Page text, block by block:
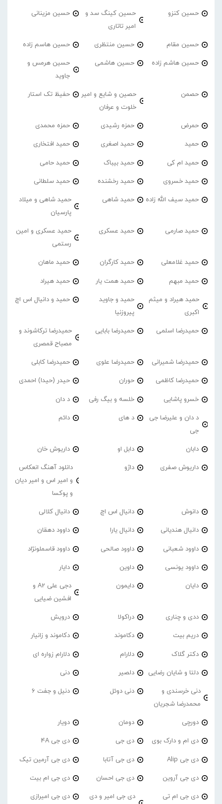
حسین کنزو
حسین کینگ سد و
امیر تاتاری
حسین مزینانی
حسین مقام حسین منتظری حسین هاسم زاده
حسین هاشم زاده حسین هاشمی
حسین هرمس و
جاوید
حصمن
حصین و شایع و امیر
خلوت و عرفان
حفیظ تک استار
حمرض حمزه رشیدی حمزه محمدی
حمید حمید اصغری حمید افتخاری
حمید ام کی حمید بیباک حمید حامی
حمید خسروی حمید رخشنده حمید سلطانی
حمید سیف الله زاده حمید شاهی
حمید شاهی و میلاد
پارسیان
حمید صارمی حمید عسکری
حمید عسکری و امین
رستمی
حمید غلامعلی حمید کارگران حمید ماهان
حمید مبهم حمید همت یار حمید هیراد
حمید هیراد و میثم
اکبری
حمید و جاوید
پیروزنیا
حمید و دانیال اس اچ
حمیدرضا اسلمی حمیدرضا بابایی
حمیدرضا ترکاشوند و
مصباح قمصری
حمیدرضا شمیرانی حمیدرضا علوی حمیدرضا کابلی
حمیدرضا کاظمی حوران حیدر (حیدا) احمدی
خسرو پاشایی خلسه و بیگ رفی د دان
د دان و علیرضا جی
جی
د های دائم
دابان دابل او داریوش خان
داریوش صفری داژو
دانلود آهنگ انعکاس
و امیر اس و امیر دیان
و پوکسا
دانوش دانیال اس اچ دانیال کلالی
دانیال هندیانی دانیال یارا داوود دهقان
داوود شعبانی داوود صالحی داوود قاسملونژاد
داوود یونسی داوین دایار
دایان دایمون
دجی علی A2 و
افشین ضیایی
ددی و چناری دراکولا درویش
دریم بیت دکاموند دکاموند و زانیار
دکتر گلاک دلارام دلارام زواره ای
دلتا و شایان رضایی دلصیر دنی
دنی خرسندی و
محمدرضا شجریان
دنی دوئل دنیل و جفت 6
دورچی دومان دویار
دی ام و دارک بوی دی جی دی جی 4A
دی جی Alip دی جی آتابا دی جی آرمین تیک
دی جی آروین دی جی احسان دی جی ام بیت
دی جی ام تی
دی جی امیر و دی
دی جی امیرازی